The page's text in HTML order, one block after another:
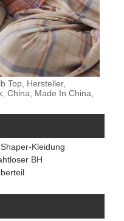
Top, Hersteller,
China, Made In China,
Kleidung
BH